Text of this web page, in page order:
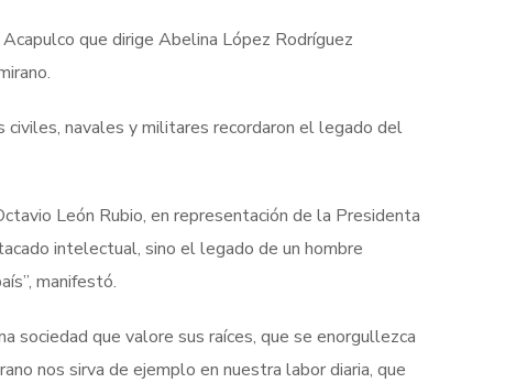
que dirige Abelina López Rodríguez
navales y militares recordaron el legado del
León Rubio, en representación de la Presidenta
intelectual, sino el legado de un hombre
manifestó.
sociedad que valore sus raíces, que se enorgullezca
nos sirva de ejemplo en nuestra labor diaria, que